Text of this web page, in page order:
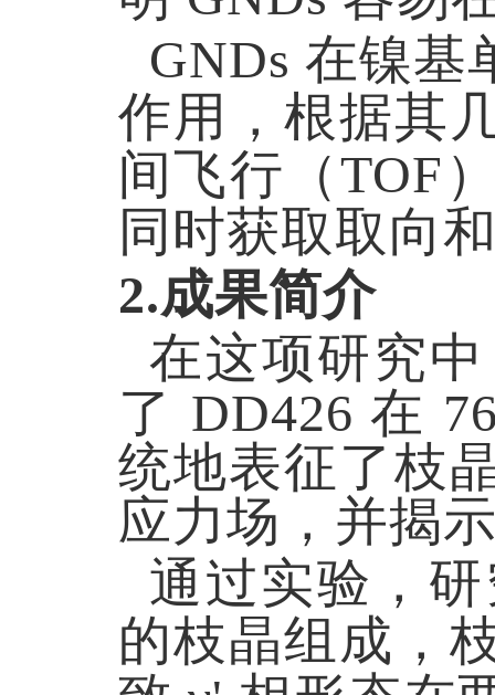
GNDs 在镍基
作用，根据其
间飞行（TOF
同时获取取向
2.成果简介
在这项研究
了 DD426 在
统地表征了枝
应力场，并揭
通过实验，
的枝晶组成，